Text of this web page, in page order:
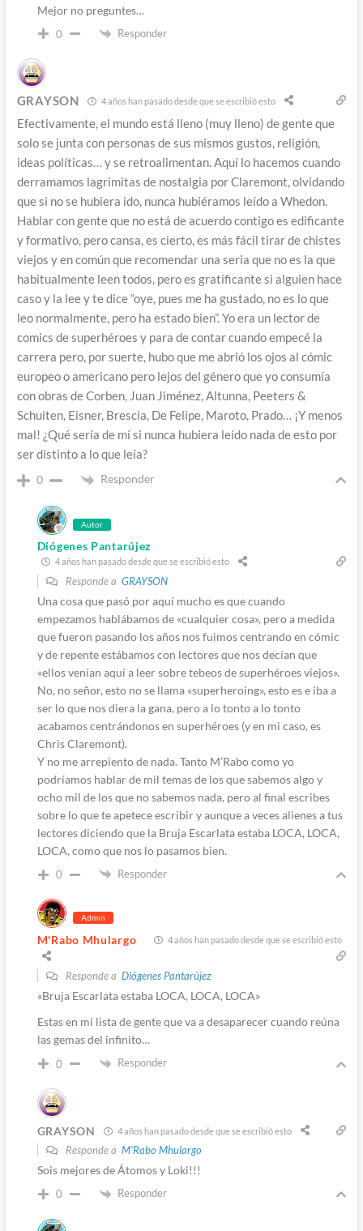
Mejor no preguntes…
0 Responder
GRAYSON 4 años han pasado desde que se escribió esto
Efectivamente, el mundo está lleno (muy lleno) de gente que
solo se junta con personas de sus mismos gustos, religión,
ideas políticas… y se retroalimentan. Aquí lo hacemos cuando
derramamos lagrimitas de nostalgia por Claremont, olvidando
que si no se hubiera ido, nunca hubiéramos leído a Whedon.
Hablar con gente que no está de acuerdo contigo es edificante
y formativo, pero cansa, es cierto, es más fácil tirar de chistes
viejos y en común que recomendar una seria que no es la que
habitualmente leen todos, pero es gratificante si alguien hace
caso y la lee y te dice “oye, pues me ha gustado, no es lo que
leo normalmente, pero ha estado bien”. Yo era un lector de
comics de superhéroes y para de contar cuando empecé la
carrera pero, por suerte, hubo que me abrió los ojos al cómic
europeo o americano pero lejos del género que yo consumía
con obras de Corben, Juan Jiménez, Altunna, Peeters &
Schuiten, Eisner, Brescia, De Felipe, Maroto, Prado… ¡Y menos
mal! ¿Qué sería de mí si nunca hubiera leído nada de esto por
ser distinto a lo que leía?
0 Responder
Autor
Diógenes Pantarújez
4 años han pasado desde que se escribió esto
Responde a GRAYSON
Una cosa que pasó por aquí mucho es que cuando
empezamos hablábamos de «cualquier cosa», pero a medida
que fueron pasando los años nos fuimos centrando en cómic
y de repente estábamos con lectores que nos decían que
«ellos venían aquí a leer sobre tebeos de superhéroes viejos».
No, no señor, esto no se llama «superheroing», esto es e iba a
ser lo que nos diera la gana, pero a lo tonto a lo tonto
acabamos centrándonos en superhéroes (y en mi caso, es
Chris Claremont).
Y no me arrepiento de nada. Tanto M’Rabo como yo
podríamos hablar de mil temas de los que sabemos algo y
ocho mil de los que no sabemos nada, pero al final escribes
sobre lo que te apetece escribir y aunque a veces alienes a tus
lectores diciendo que la Bruja Escarlata estaba LOCA, LOCA,
LOCA, como que nos lo pasamos bien.
0 Responder
Admin
M'Rabo Mhulargo 4 años han pasado desde que se escribió esto
Responde a Diógenes Pantarújez
«Bruja Escarlata estaba LOCA, LOCA, LOCA»
Estas en mi lista de gente que va a desaparecer cuando reúna
las gemas del infinito…
0 Responder
GRAYSON 4 años han pasado desde que se escribió esto
Responde a M'Rabo Mhulargo
Sois mejores de Átomos y Loki!!!
0 Responder